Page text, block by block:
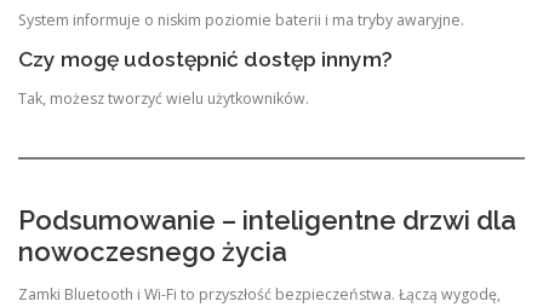
System informuje o niskim poziomie baterii i ma tryby awaryjne.
Czy mogę udostępnić dostęp innym?
Tak, możesz tworzyć wielu użytkowników.
Podsumowanie – inteligentne drzwi dla
nowoczesnego życia
Zamki Bluetooth i Wi-Fi to przyszłość bezpieczeństwa. Łączą wygodę,